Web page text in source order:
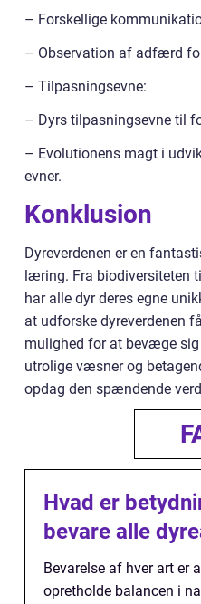
– Forskellige
– Observation af adfærd
– Tilpasningsevne:
– Dyrs tilpasningsevne til
– Evolutionens magt i
evner.
Konklusion
Dyreverdenen er en
læring. Fra biodiversiteten
har alle dyr deres egne
at udforske dyreverdenen
mulighed for at bevæge
utrolige væsner og
opdag den spændende
Hvad er
bevare alle
Bevarelse af hver art er
opretholde balancen i